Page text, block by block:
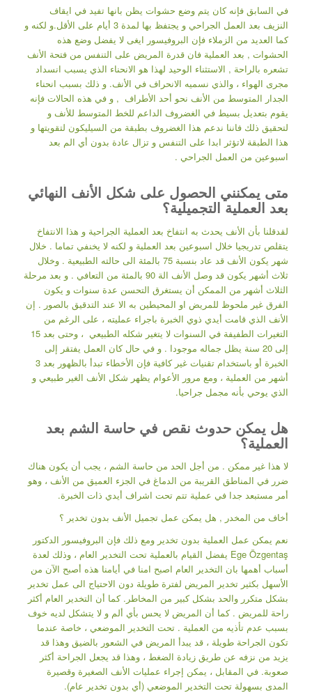
في السابق فإنه كان يتم وضع حشوات يظن بانها تفيد في ايقاف
النزيف بعد العمل الجراحي و يجتفظ بها لمدة 3 أيام على الأقل.و لكنه و
كما العديد من الزملاء فإن البروفيسور ايغى لا يفضل وضع هذه
الحشوات , بعد العملية فان قدرة المريض على التنفس من فتحة الأنف
تشعره بالراحة , الاستثناء الوحيد لهذا هو الانحناء الذي يسبب انسداد
مجرى الهواء ، والذي نسميه الانحراف في الأنف. و ذلك بسبب انحناء
الجدار المتوسط من الأنف نحو أحد الأطراف , و في هذه الحالات فإنه
يقوم بتعديل بسيط في الغضروف الداعم للخط المتوسط للأنف و
لتحقيق ذلك فاننا ندعم هذا الغضروف بطبقة من السيليكون لتقويتها و
هذا الطبقة لاتؤثر ابدا على التنفس و تزال عادة بدون أي الم بعد
اسبوعين من العمل الجراحي .
متى يمكنني الحصول على شكل الأنف النهائي
بعد العملية التجميلية؟
لقدقلنا بأن الأنف يحدث به انتفاخ بعد العملية الجراحية و هذا الانتفاخ
يتقلص تدريجيا خلال اسبوعين بعد العملية و لكنه لا يخنفي تماما . خلال
شهر يكون الأنف قد عاد بنسبة 75 بالمئة الى حالته الطبيعية . وخلال
ثلاث أشهر يكون قد وصل الأنف الة 90 بالمئة من التعافي . و بعد مرحلة
الثلاث أشهر من الممكن أن يستغرق التحسن عدة سنوات و يكون
الفرق غير ملحوظ للمريض او المحيطين به الا عند التدقيق بالصور . إن
الأنف الذي قامت أيدي ذوي الخبرة باجراء عمليته ، على الرغم من
التغيرات الطفيفة في السنوات لا يتغير شكله الطبيعي ، وحتى بعد 15
إلى 20 سنة يظل جماله موجودا . و في حال كان العمل يفتقر إلى
الخبرة أو باستخدام تقنيات غير كافية فإن الأخطاء تبدأ بالظهور بعد 3
أشهر من العملية ، ومع مرور الأعوام يظهر شكل الأنف الغير طبيعي و
الذي يوحي بأنه مجمل جراحيا.
هل يمكن حدوث نقص في حاسة الشم بعد
العملية؟
لا هذا غير ممكن . من أجل الحد من حاسة الشم ، يجب أن يكون هناك
ضرر في المناطق القريبة من الدماغ في الجزء العميق من الأنف ، وهو
أمر مستبعد جدا في عملية تتم تحت اشراف أيدي ذات الخبرة.
أخاف من المخدر , هل يمكن عمل تجميل الأنف بدون تخدير ؟
نعم يمكن عمل العملية بدون تخدير ومع ذلك فإن البروفيسور الدكتور
Ege Özgentaş يفضل القيام بالعملية تحت التخدير العام ، وذلك لعدة
أسباب أهمها بان التخدير العام اصبح امنا في أيامنا هذه أصبح الآن من
الأسهل بكثير تخدير المريض لفترة طويلة دون الاحتياج الى عمل تخدير
بشكل متكرر والحد بشكل كبير من المخاطر. كما أن التخدير العام أكثر
راحة للمريض . كما أن المريض لا يحس بأي ألم و لا يتشكل لديه خوف
بسبب عدم تأذيه من العملية . تحت التخدير الموضعي ، خاصة عندما
تكون الجراحة طويلة ، قد يبدأ المريض في الشعور بالضيق وهذا قد
يزيد من نزفه عن طريق زيادة الضغط ، وهذا قد يجعل الجراحة أكثر
صعوبة. في المقابل ، يمكن إجراء عمليات الأنف الصغيرة وقصيرة
المدى بسهولة تحت التخدير الموضعي (أي بدون تخدير عام).